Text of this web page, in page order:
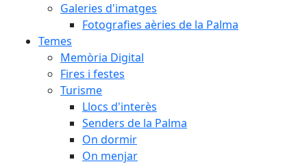
Galeries d'imatges
Fotografies aèries de la Palma
Temes
Memòria Digital
Fires i festes
Turisme
Llocs d'interès
Senders de la Palma
On dormir
On menjar